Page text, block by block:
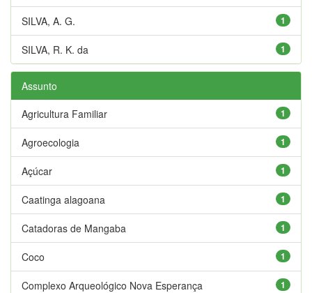
1
SILVA, A. G.
1
SILVA, R. K. da
Assunto
1
Agricultura Familiar
1
Agroecologia
1
Açúcar
1
Caatinga alagoana
1
Catadoras de Mangaba
1
Coco
1
Complexo Arqueológico Nova Esperança